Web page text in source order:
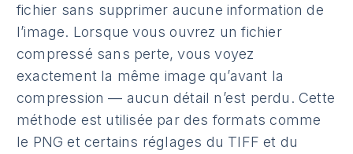
fichier sans supprimer aucune information de
l’image. Lorsque vous ouvrez un fichier
compressé sans perte, vous voyez
exactement la même image qu’avant la
compression — aucun détail n’est perdu. Cette
méthode est utilisée par des formats comme
le PNG et certains réglages du TIFF et du